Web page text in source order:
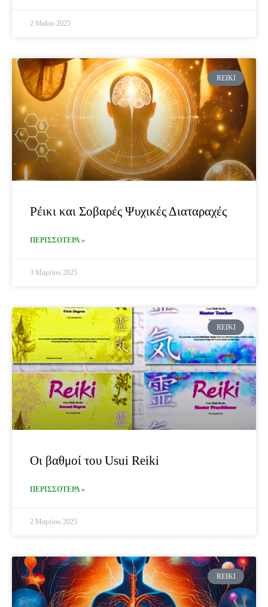
2 Μαΐου 2025
REIKI
Ρέικι και Σοβαρές Ψυχικές Διαταραχές
ΠΕΡΙΣΣΟΤΕΡΑ »
3 Μαρτίου 2025
REIKI
Οι βαθμοί του Usui Reiki
ΠΕΡΙΣΣΟΤΕΡΑ »
2 Μαρτίου 2025
REIKI